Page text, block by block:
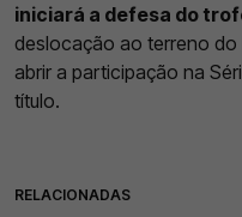
iniciará a defesa do
deslocação ao terreno do
abrir a participação na
título.
RELACIONADAS